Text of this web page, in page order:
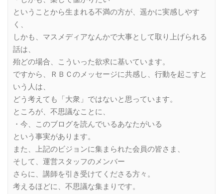
ということから生まれる不満の方が、遥かに実感しやす
く、
しかも、マスメディアなんかで大事として取り上げられる
話は、
殆どの場合、こういった欲求に基いています。
ですから、ＲＢＣのメッセージに共感し、行動を起こすと
いう人は、
どう考えても「大衆」ではないと思っています。
ところが、不思議なことに、
・今、このブログを読んでいるあなたがいる
という事実があります。
また、上記のビジョンに集まられた会員の皆さま、
そして、運営スタッフのメンバー
さらに、講師を引き受けてくださる方々。
考えるほどに、不思議な集まりです。